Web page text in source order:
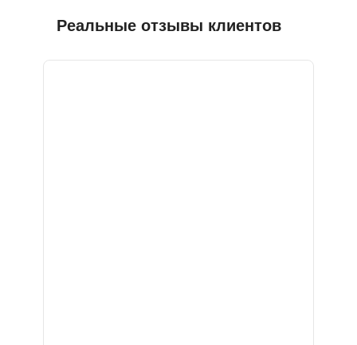
Реальные отзывы клиентов